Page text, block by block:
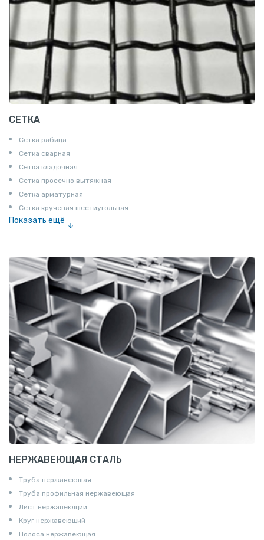
СЕТКА
Сетка рабица
Сетка сварная
Сетка кладочная
Сетка просечно вытяжная
Сетка арматурная
Сетка крученая шестиугольная
Показать ещё
НЕРЖАВЕЮЩАЯ СТАЛЬ
Труба нержавеюшая
Труба профильная нержавеющая
Лист нержавеющий
Круг нержавеющий
Полоса нержавеющая